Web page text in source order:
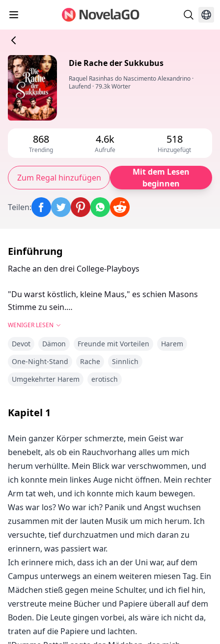
Die Rache der Sukkubus
Raquel Rasinhas do Nascimento Alexandrino ·
Laufend ·79.3k Wörter
868
Trending
4.6k
Aufrufe
518
Hinzugefügt
Zum Regal hinzufügen
Mit dem Lesen
beginnen
Teilen:
Einführung
Rache an den drei College-Playboys
"Du warst köstlich, kleine Maus," es schien Masons
Stimme zu sein.
"Sogar noch besser, eine Jungfrau. Es gibt nichts
Vergleichbares zu einer engen Frau in jeder Hinsicht,"
Was ist passiert? Was haben sie mir angetan? Der
wurde; ich wurde mehrmals hochgehoben und
geworfen. Dann spürte ich eine kalte Brise auf
meinem Körper und etwas Nasses auf meinem
Rücken.
"Auf Wiedersehen, kleine Maus, es war eine
unglaubliche Party," sagte Jacob, und dann hörte ich
ein Geräusch wie ein wegfahrendes Auto.
Ich bin Savannah D'arcy, aber ich wurde kaum bei
meinem Namen genannt, die drei College-Playboys
Mason, Jacob und Benjamin nannten mich 'kleine
Maus'. Ich wurde von ihnen missbraucht und von all
meinen Klassenkameraden gemieden.
Die dumme ich wurde von den Jungs zu einer Party
gelockt und auf die dunkle Straße geworfen, mit
körperlichen und seelischen Wunden, verletzlich und
ohne Hoffnung auf Überleben, dem Tod überlassen.
WENIGER LESEN
Devot Dämon Freunde mit Vorteilen
Harem
One-Night-Stand
Rache
Sinnlich
Umgekehrter Harem
erotisch
Kapitel 1
Mein ganzer Körper schmerzte, mein Geist war
benebelt, als ob ein Rauchvorhang alles um mich
herum verhüllte. Mein Blick war verschwommen, und
ich konnte mein linkes Auge nicht öffnen. Mein rechter
Arm tat weh, und ich konnte mich kaum bewegen.
Was war los? Wo war ich? Panik und Angst wuchsen
zusammen mit der lauten Musik um mich herum. Ich
versuchte, tief durchzuatmen und mich daran zu
erinnern, was passiert war.
Ich erinnere mich, dass ich an der Uni war, auf dem
Campus unterwegs an einem weiteren miesen Tag. Ein
Mädchen stieß gegen meine Schulter, und ich fiel hin,
verstreute meine Bücher und Papiere überall auf dem
Boden. Die Leute gingen vorbei, als wäre ich nicht da,
traten auf die Papiere und lachten.